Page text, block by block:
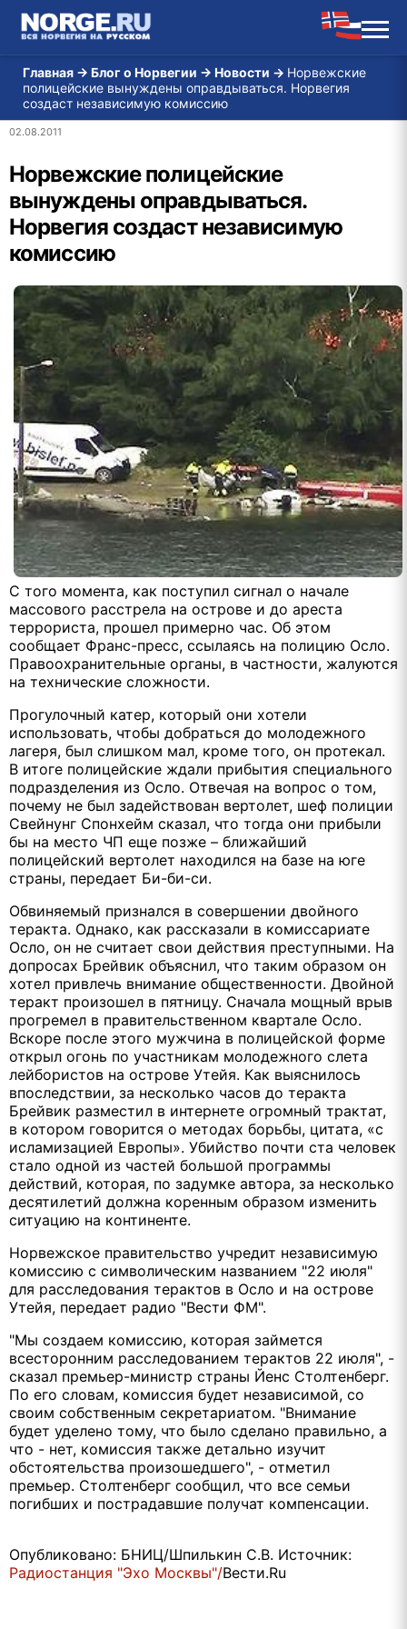
Главная → Блог о Норвегии → Новости → Норвежские
полицейские вынуждены оправдываться. Норвегия
создаст независимую комиссию
02.08.2011
Норвежские полицейские
вынуждены оправдываться.
Норвегия создаст независимую
комиссию
С того момента, как поступил сигнал о начале
массового расстрела на острове и до ареста
террориста, прошел примерно час. Об этом
сообщает Франс-пресс, ссылаясь на полицию Осло.
Правоохранительные органы, в частности, жалуются
на технические сложности.
Прогулочный катер, который они хотели
использовать, чтобы добраться до молодежного
лагеря, был слишком мал, кроме того, он протекал.
В итоге полицейские ждали прибытия специального
подразделения из Осло. Отвечая на вопрос о том,
почему не был задействован вертолет, шеф полиции
Свейнунг Спонхейм сказал, что тогда они прибыли
бы на место ЧП еще позже – ближайший
полицейский вертолет находился на базе на юге
страны, передает Би-би-си.
Обвиняемый признался в совершении двойного
теракта. Однако, как рассказали в комиссариате
Осло, он не считает свои действия преступными. На
допросах Брейвик объяснил, что таким образом он
хотел привлечь внимание общественности. Двойной
теракт произошел в пятницу. Сначала мощный врыв
прогремел в правительственном квартале Осло.
Вскоре после этого мужчина в полицейской форме
открыл огонь по участникам молодежного слета
лейбористов на острове Утейя. Как выяснилось
впоследствии, за несколько часов до теракта
Брейвик разместил в интернете огромный трактат,
в котором говорится о методах борьбы, цитата, «с
исламизацией Европы». Убийство почти ста человек
стало одной из частей большой программы
действий, которая, по задумке автора, за несколько
десятилетий должна коренным образом изменить
ситуацию на континенте.
Норвежское правительство учредит независимую
комиссию с символическим названием "22 июля"
для расследования терактов в Осло и на острове
Утейя, передает радио "Вести ФМ".
"Мы создаем комиссию, которая займется
всесторонним расследованием терактов 22 июля", -
сказал премьер-министр страны Йенс Столтенберг.
По его словам, комиссия будет независимой, со
своим собственным секретариатом. "Внимание
будет уделено тому, что было сделано правильно, а
что - нет, комиссия также детально изучит
обстоятельства произошедшего", - отметил
премьер. Столтенберг сообщил, что все семьи
погибших и пострадавшие получат компенсации.
Опубликовано: БНИЦ/Шпилькин С.В. Источник:
Радиостанция "Эхо Москвы"/Вести.Ru